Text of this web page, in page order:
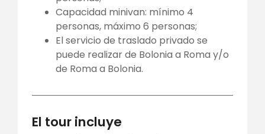
Capacidad minivan: mínimo 4
personas, máximo 6 personas;
El servicio de traslado privado se
puede realizar de Bolonia a Roma y/o
de Roma a Bolonia.
El tour incluye